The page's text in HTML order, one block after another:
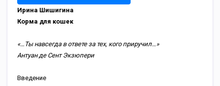
Ирина Шишигина
Корма для кошек
«…Ты навсегда в ответе за тех, кого приручил…»
Антуан де Сент Экзюпери
Введение